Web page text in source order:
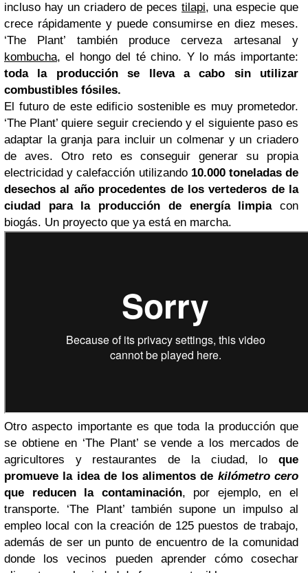
incluso hay un criadero de peces tilapi, una especie que
crece rápidamente y puede consumirse en diez meses.
‘The Plant’ también produce cerveza artesanal y
kombucha, el hongo del té chino. Y lo más importante:
toda la producción se lleva a cabo sin utilizar
combustibles fósiles.
El futuro de este edificio sostenible es muy prometedor.
‘The Plant’ quiere seguir creciendo y el siguiente paso es
adaptar la granja para incluir un colmenar y un criadero
de aves. Otro reto es conseguir generar su propia
electricidad y calefacción utilizando10.000 toneladas de
desechos al año procedentes de los vertederos de la
ciudad para la producción de energía limpiacon
biogás. Un proyecto que ya está en marcha.
Otro aspecto importante es que toda la producción que
se obtiene en ‘The Plant’ se vende a los mercados de
agricultores y restaurantes de la ciudad, lo que
promueve la idea de los alimentos de kilómetro cero
que reducen la contaminación, por ejemplo, en el
transporte. ‘The Plant’ también supone un impulso al
empleo local con la creación de 125 puestos de trabajo,
además de ser un punto de encuentro de la comunidad
donde los vecinos pueden aprender cómo cosechar